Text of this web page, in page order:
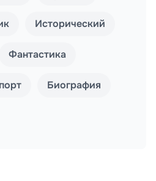
Исторический
Фантастика
Биография